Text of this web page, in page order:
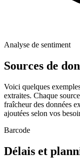
Analyse de sentiment
Sources de
Voici quelques
extraites. Chaque
fraîcheur des données
ajoutées selon vos
Barcode
Délais et